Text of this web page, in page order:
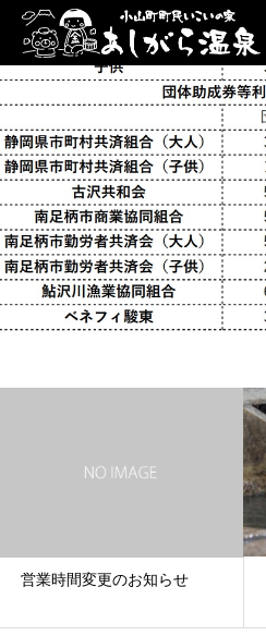
営業時間変更のお知らせ